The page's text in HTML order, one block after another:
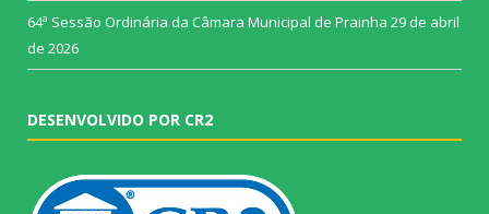
64ª Sessão Ordinária da Câmara Municipal de Prainha 29 de abril
de 2026
DESENVOLVIDO POR CR2